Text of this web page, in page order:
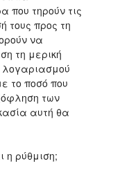
που τηρούν τις
τους προς τη
να
τη μερική
το ποσό που
των
αυτή θα
η ρύθμιση;